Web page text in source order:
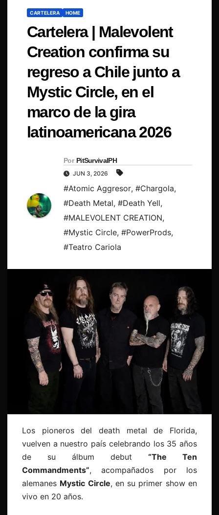
CARTELERA HOME
Cartelera | Malevolent
Creation confirma su
regreso a Chile junto a
Mystic Circle, en el
marco de la gira
latinoamericana 2026
Por PitSurvivalPH
JUN 3, 2026
#Atomic Aggresor, #Chargola,
#Death Metal, #Death Yell,
#MALEVOLENT CREATION,
#Mystic Circle, #PowerProds,
#Teatro Cariola
Los pioneros del death metal de Florida,
vuelven a nuestro país celebrando los 35 años
de su álbum debut “The Ten
Commandments”, acompañados por los
alemanes Mystic Circle, en su primer show en
vivo en 20 años.